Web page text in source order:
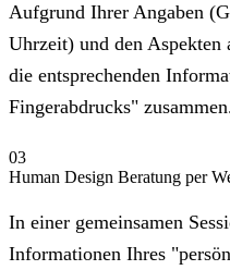
Aufgrund Ihrer Angaben
Uhrzeit) und den Aspekten
die entsprechenden
Fingerabdrucks"
03
Human Design Beratung per
In einer gemeinsamen
Informationen Ihres